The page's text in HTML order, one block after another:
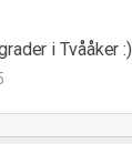
i Tvååker :)